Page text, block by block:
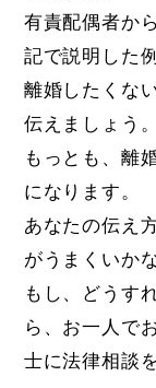
有責配偶者か
記で説明した
離婚したくな
伝えましょう。
もっとも、離
になります。
あなたの伝え
がうまくいか
もし、どうす
ら、お一人で
士に法律相談